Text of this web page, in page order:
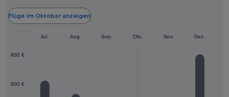
der
Flüge im Oktober anzeigen
600 €
800 €
Jul. Aug. Sep. Okt. Nov. Dez.